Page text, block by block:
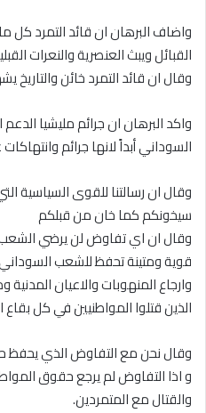
واضاف البرهان ان قائد التمرد
القبائل ويبث العنصرية والنعرات
وقال ان قائد التمرد خائن والتاريخ
واكد البرهان ان جرائم مليشيا
السوداني أبداً لانها جرائم
وقال ان رسالتنا للقوى السياسية
سيخونكم كما خان من قبلكم
وقال ان اي تفاوض لن يرضي
قوية ومتينة تحفظ للشعب
وارجاع المنهوبات والاعيان
الذين قتلوا المواطنيين في كل
وقال نحن مع التفاوض الذي يحفظ
و اذا التفاوض لم يرجع حقوق
والقتال مع المتمردين.